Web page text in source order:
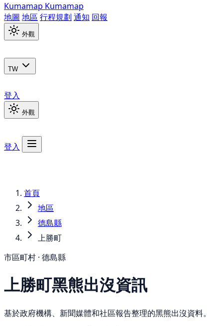
Kumamap Kumamap
地圖 地區 行程規劃 通知 回報
外觀
TW
登入
外觀
登入
首頁
地區
德島縣
上勝町
市區町村 · 德島縣
上勝町黑熊出沒資訊
基於政府機構、新聞媒體和社區報告整理的黑熊出沒資料。